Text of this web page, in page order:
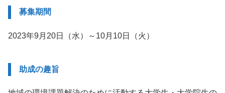
募集期間
2023年9月20日（水）～10月10日（火）
助成の趣旨